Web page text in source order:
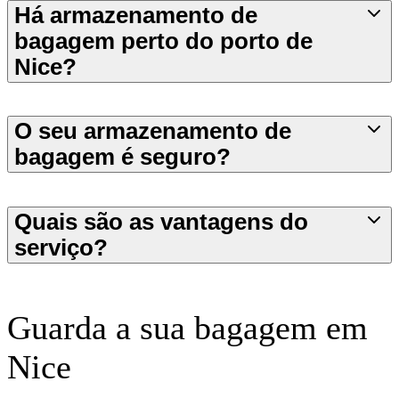
Há armazenamento de
bagagem perto do porto de
Nice?
O seu armazenamento de
bagagem é seguro?
Quais são as vantagens do
serviço?
Guarda a sua bagagem em
Nice